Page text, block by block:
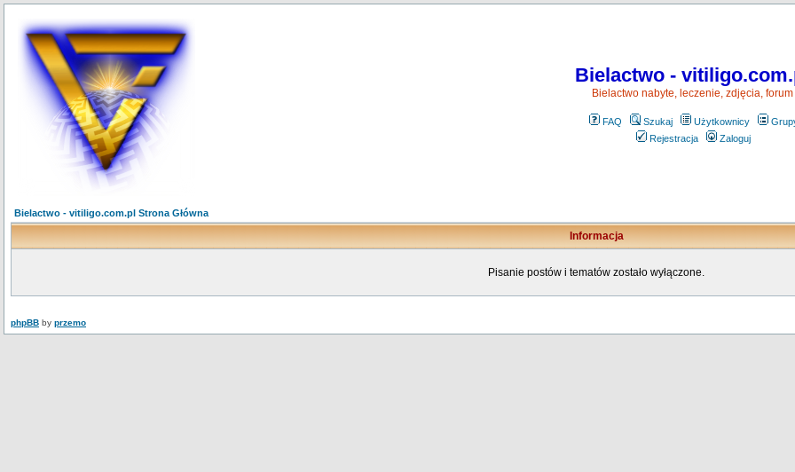
Bielactwo -
Bielactwo nabyte, leczenie, zdjęcia, forum
FAQ Szukaj Użytkownicy
Rejestracja
Zaloguj
Bielactwo - vitiligo.com.pl Strona Główna
Informacja
Pisanie postów i tematów zostało wyłączone.
phpBB by przemo